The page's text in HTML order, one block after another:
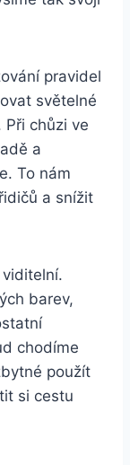
pravidel
světelné
Při chůzi ve
a
To nám
a snížit
barev,
chodíme
použít
si cestu